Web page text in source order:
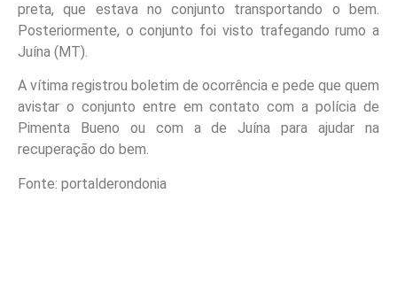
preta, que estava no conjunto transportando o bem.
Posteriormente, o conjunto foi visto trafegando rumo a
Juína (MT).
A vítima registrou boletim de ocorrência e pede que quem
avistar o conjunto entre em contato com a polícia de
Pimenta Bueno ou com a de Juína para ajudar na
recuperação do bem.
Fonte: portalderondonia